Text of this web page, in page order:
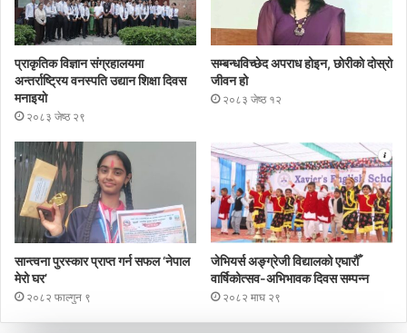
प्राकृतिक विज्ञान संग्रहालयमा
अन्तर्राष्ट्रिय वनस्पति उद्यान शिक्षा दिवस
मनाइयाे
२०८३ जेष्ठ २९
सम्बन्धविच्छेद अपराध होइन, छाेरीकाे दोस्रो
जीवन हो
२०८३ जेष्ठ १२
सान्त्वना पुरस्कार प्राप्त गर्न सफल ‘नेपाल
मेरो घर’
२०८२ फाल्गुन ९
जेभियर्स अङ्ग्रेजी विद्यालको एघारौँ
वार्षिकोत्सव-अभिभावक दिवस सम्पन्न
२०८२ माघ २९